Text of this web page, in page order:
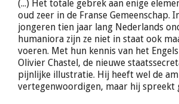
(...) Het totale gebrek aan enige
oud zeer in de Franse Gemeenschap.
jongeren tien jaar lang Nederlands
humaniora zijn ze niet in staat ook
voeren. Met hun kennis van het
Olivier Chastel, de nieuwe
pijnlijke illustratie. Hij heeft wel de
vertegenwoordigen, maar hij spreekt